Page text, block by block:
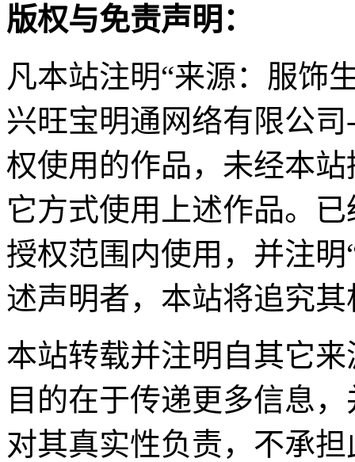
版权与免责声明：
凡本站注明“来源：服饰
兴旺宝明通网络有限公
权使用的作品，未经本
它方式使用上述作品。
授权范围内使用，并注
述声明者，本站将追究
本站转载并注明自其它
目的在于传递更多信息
对其真实性负责，不承